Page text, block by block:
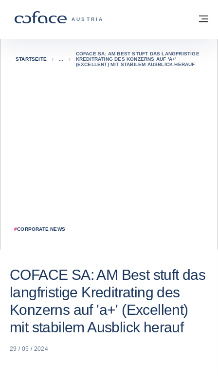
COFACE FOR TRADE - WEBSEITE DER
AUSTRIA
Zurück zur Startseite
#CORPORATE NEWS
STARTSEITE
COFACE SA: AM BEST STUFT DAS LANGFRISTIGE
KREDITRATING DES KONZERNS AUF 'A+'
(EXCELLENT) MIT STABILEM AUSBLICK HERAUF
COFACE SA: AM Best stuft das
langfristige Kreditrating des
Konzerns auf 'a+' (Excellent)
mit stabilem Ausblick herauf
29 / 05 / 2024